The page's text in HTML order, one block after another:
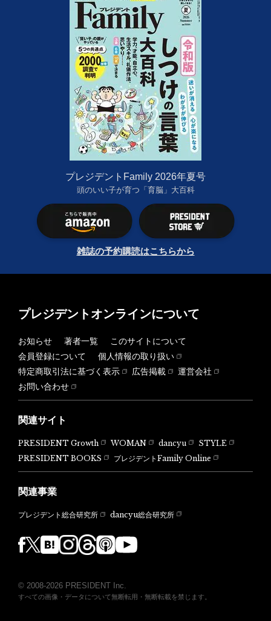
プレジデントFamily 2026年夏号
頭のいい子が育つ「育脳」大百科
雑誌の予約購読はこちらから
プレジデントオンラインについて
お知らせ 著者一覧
このサイトについて
会員登録について
個人情報の取り扱い
特定商取引法に基づく表示
広告掲載
運営会社
お問い合わせ
関連サイト
PRESIDENT Growth WOMAN dancyu
STYLE
PRESIDENT BOOKS
プレジデントFamily Online
関連事業
プレジデント総合研究所 dancyu総合研究所
© 2008-2026 PRESIDENT Inc.
すべての画像・データについて無断転用・無断転載を禁じます。